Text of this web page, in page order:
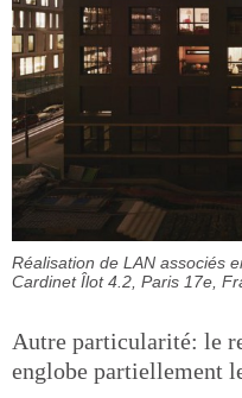
Réalisation de LAN associés
Cardinet Îlot 4.2, Paris 17e,
Autre particularité: le
englobe partiellement